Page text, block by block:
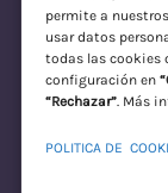
permite a
usar datos
todas las cookies
configuración en
“Rechazar”. Más
POLITICA DE
Discreto en